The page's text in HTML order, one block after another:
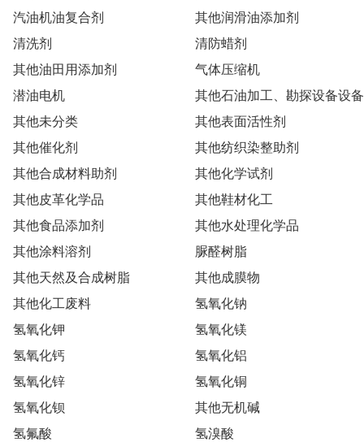
汽油机油复合剂
其他润滑油添加剂
清洗剂
清防蜡剂
其他油田用添加剂
气体压缩机
潜油电机
其他石油加工、勘探设备设
配件
其他未分类
其他表面活性剂
其他催化剂
其他纺织染整助剂
其他合成材料助剂
其他化学试剂
其他皮革化学品
其他鞋材化工
其他食品添加剂
其他水处理化学品
其他涂料溶剂
脲醛树脂
其他天然及合成树脂
其他成膜物
其他化工废料
氢氧化钠
氢氧化钾
氢氧化镁
氢氧化钙
氢氧化铝
氢氧化锌
氢氧化铜
氢氧化钡
其他无机碱
氢氟酸
氢溴酸